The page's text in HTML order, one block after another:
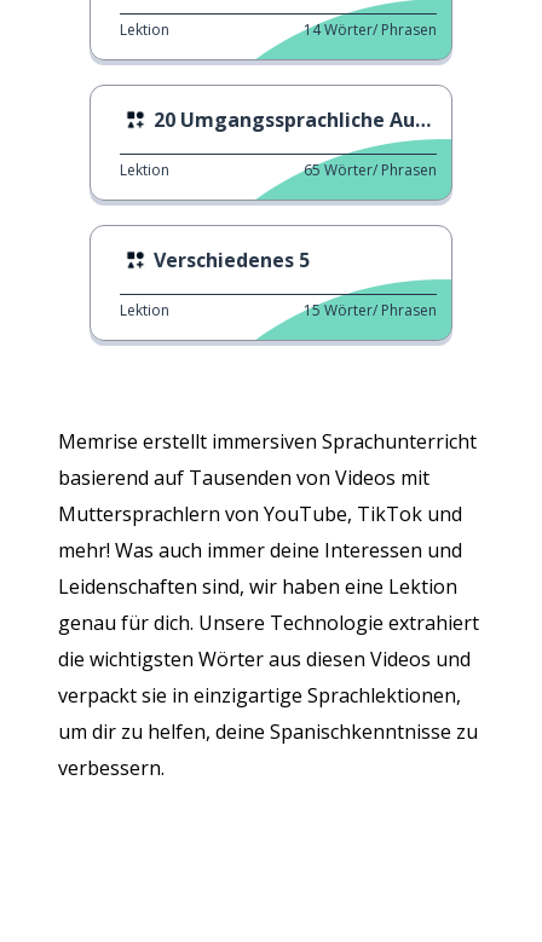
Memrise erstellt immersiven Sprachunterricht
basierend auf Tausenden von Videos mit
Muttersprachlern von YouTube, TikTok und
mehr! Was auch immer deine Interessen und
Leidenschaften sind, wir haben eine Lektion
genau für dich. Unsere Technologie extrahiert
die wichtigsten Wörter aus diesen Videos und
verpackt sie in einzigartige Sprachlektionen,
um dir zu helfen, deine Spanischkenntnisse zu
verbessern.
Lektion 14Wörter/ Phrasen
20 Umgangssprachliche Ausdrücke
Lektion 65Wörter/ Phrasen
Verschiedenes 5
Lektion 15Wörter/ Phrasen